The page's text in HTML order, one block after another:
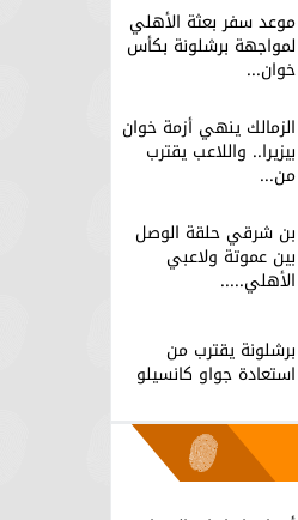
موعد سفر بعثة الأهلي
لمواجهة برشلونة بكأس
خوان...
الزمالك ينهي أزمة خوان
بيزيرا.. واللاعب يقترب
من...
بن شرقي حلقة الوصل
بين عموتة ولاعبي
الأهلي.....
برشلونة يقترب من
استعادة جواو كانسيلو